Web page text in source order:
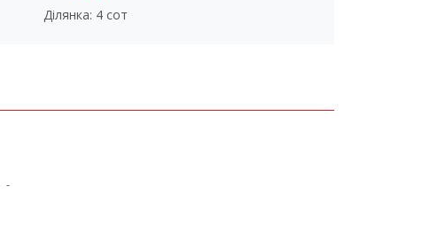
Ділянка: 4 сот
-